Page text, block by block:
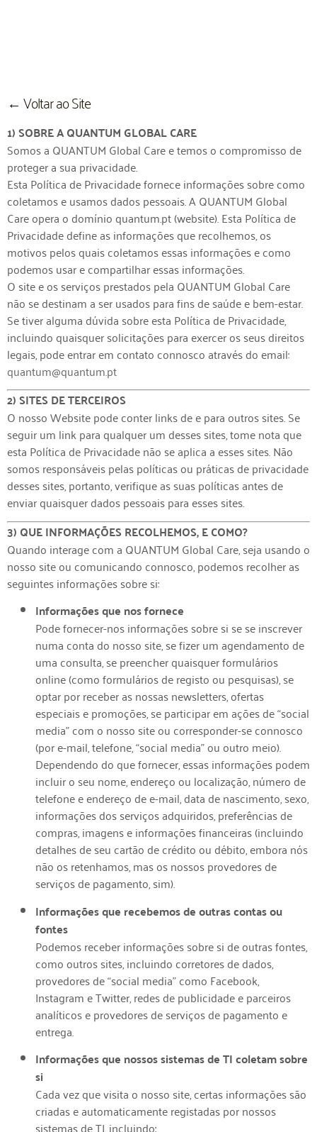
← Voltar ao Site
1) SOBRE A QUANTUM GLOBAL CARE
Somos a QUANTUM Global Care e temos o compromisso de
proteger a sua privacidade.
Esta Política de Privacidade fornece informações sobre como
coletamos e usamos dados pessoais. A QUANTUM Global
Care opera o domínio quantum.pt (website). Esta Política de
Privacidade define as informações que recolhemos, os
motivos pelos quais coletamos essas informações e como
podemos usar e compartilhar essas informações.
O site e os serviços prestados pela QUANTUM Global Care
não se destinam a ser usados ​​para fins de saúde e bem-estar.
Se tiver alguma dúvida sobre esta Política de Privacidade,
incluindo quaisquer solicitações para exercer os seus direitos
legais, pode entrar em contato connosco através do email:
quantum@quantum.pt
2) SITES DE TERCEIROS
O nosso Website pode conter links de e para outros sites. Se
seguir um link para qualquer um desses sites, tome nota que
esta Política de Privacidade não se aplica a esses sites. Não
somos responsáveis ​​pelas políticas ou práticas de privacidade
desses sites, portanto, verifique as suas políticas antes de
enviar quaisquer dados pessoais para esses sites.
3) QUE INFORMAÇÕES RECOLHEMOS, E COMO?
Quando interage com a QUANTUM Global Care, seja usando o
nosso site ou comunicando connosco, podemos recolher as
seguintes informações sobre si:
Informações que nos fornece
Pode fornecer-nos informações sobre si se se inscrever
numa conta do nosso site, se fizer um agendamento de
uma consulta, se preencher quaisquer formulários
online (como formulários de registo ou pesquisas), se
optar por receber as nossas newsletters, ofertas
especiais e promoções, se participar em ações de “social
media” com o nosso site ou corresponder-se connosco
(por e-mail, telefone, “social media” ou outro meio).
Dependendo do que fornecer, essas informações podem
incluir o seu nome, endereço ou localização, número de
telefone e endereço de e-mail, data de nascimento, sexo,
informações dos serviços adquiridos, preferências de
compras, imagens e informações financeiras (incluindo
detalhes de seu cartão de crédito ou débito, embora nós
não os retenhamos, mas os nossos provedores de
serviços de pagamento, sim).
Informações que recebemos de outras contas ou
fontes
Podemos receber informações sobre si de outras fontes,
como outros sites, incluindo corretores de dados,
provedores de “social media” como Facebook,
Instagram e Twitter, redes de publicidade e parceiros
analíticos e provedores de serviços de pagamento e
entrega.
Informações que nossos sistemas de TI coletam sobre
si
Cada vez que visita o nosso site, certas informações são
criadas e automaticamente registadas por nossos
sistemas de TI, incluindo: